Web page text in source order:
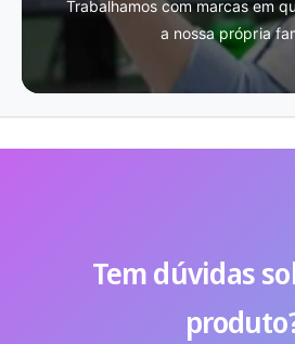
Trabalhamos com marcas em
a nossa própria
Tem dúvidas